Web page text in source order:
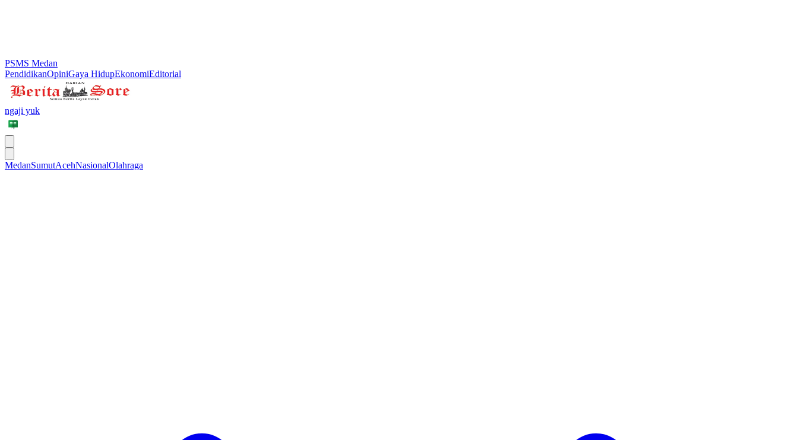
PSMS Medan
PendidikanOpiniGaya HidupEkonomiEditorial
ngaji yuk
MedanSumutAcehNasionalOlahraga